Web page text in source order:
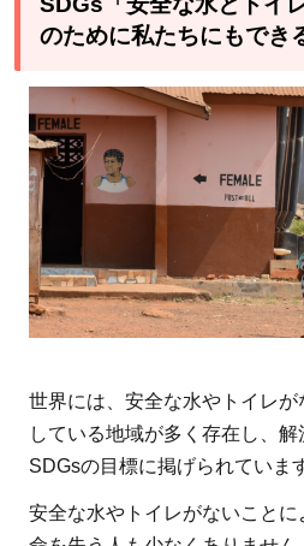
のために私たちにもでき
世界には、安全な水やトイレ
している地域が多く存在し、
SDGsの目標に掲げられていま
安全な水やトイレがないことに